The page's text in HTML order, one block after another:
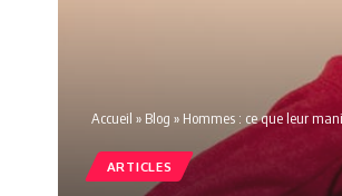
Accueil » Blog » Hommes : ce que leur
ARTICLES